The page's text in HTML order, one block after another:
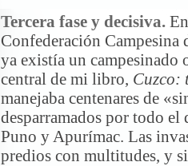
Tercera fase y decisiva.
Confederación Campesina
ya existía un campesinado
central de mi libro, Cuzco:
manejaba centenares de
desparramados por todo el
Puno y Apurímac. Las
predios con multitudes, y